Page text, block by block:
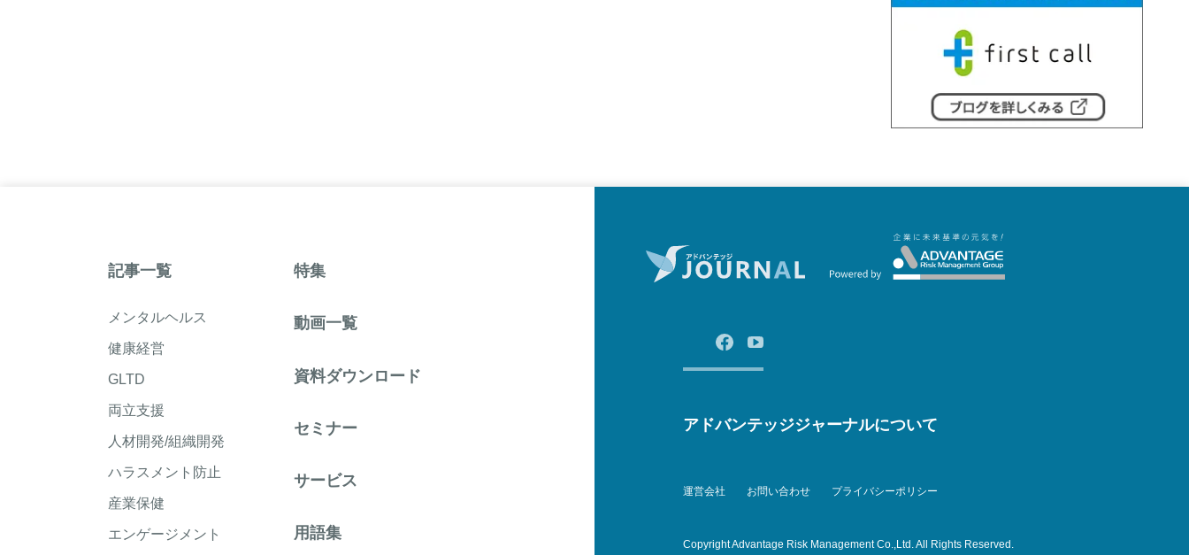
記事一覧
メンタルヘルス
健康経営
GLTD
両立支援
人材開発/組織開発
ハラスメント防止
産業保健
エンゲージメント
特集
動画一覧
資料ダウンロード
セミナー
サービス
用語集
アドバンテッジジャーナルについて
運営会社 お問い合わせ プライバシーポリシー
Copyright Advantage Risk Management Co.,Ltd. All Rights Reserved.